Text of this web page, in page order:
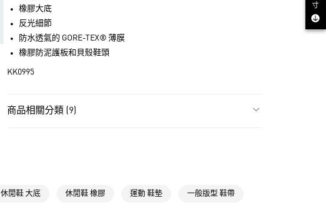
運送方式
每筆NT$80，滿NT$1,500(含以上)免運費
每筆NT$80，滿NT$1,500(含以上)免運費
每筆NT$80，滿NT$1,500(含以上)免運費
橡膠大底
反光細節
防水透氣的 GORE-TEX® 薄膜
橡膠防泥護板和貝殼鞋頭
KK0995
商品相關分類 (9)
女性 女性鞋類 女性Originals
休閒鞋 大底 休閒鞋 橡膠 運動 鞋墊 一般版型 鞋帶
寸